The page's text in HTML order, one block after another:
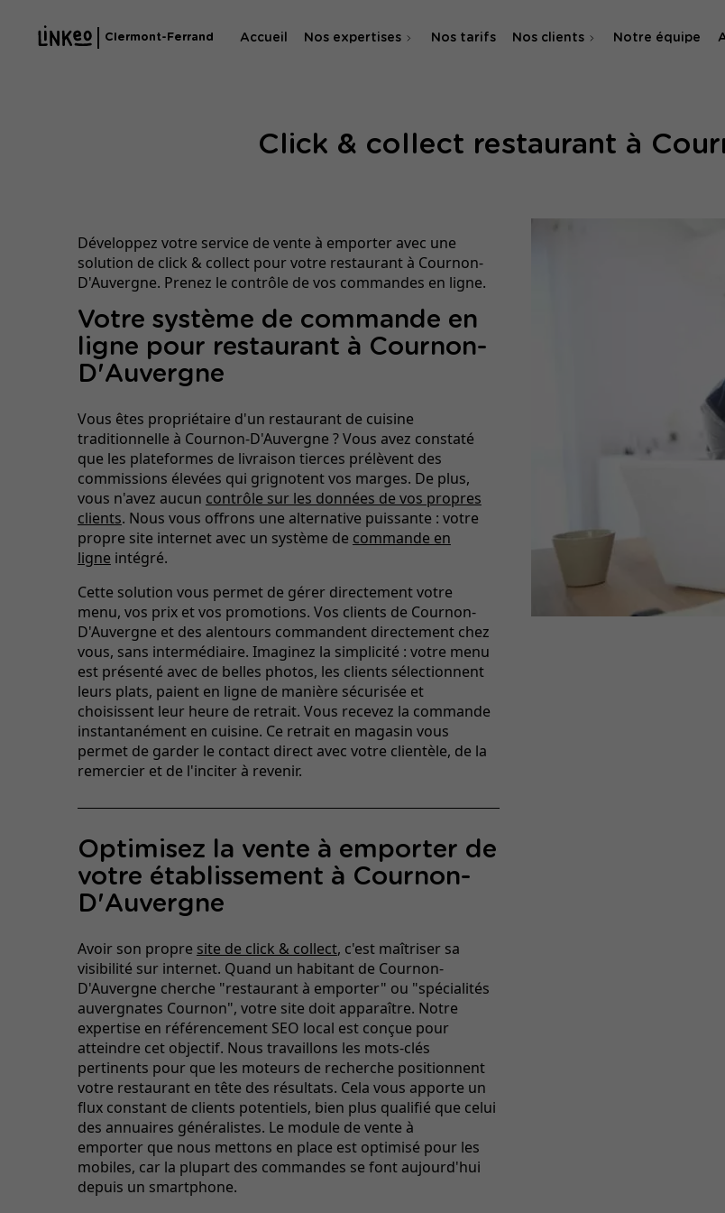
Clermont-Ferrand Accueil Nos expertises
Agence SEA & SMA
Nos tarifs Nos clients Notre équipe
Click & collect restaurant à
Développez votre service de vente à emporter avec une
solution de click & collect pour votre restaurant à Cournon-
D'Auvergne. Prenez le contrôle de vos commandes en ligne.
Votre système de commande en
ligne pour restaurant à Cournon-
D'Auvergne
Vous êtes propriétaire d'un restaurant de cuisine
traditionnelle à Cournon-D'Auvergne ? Vous avez constaté
que les plateformes de livraison tierces prélèvent des
commissions élevées qui grignotent vos marges. De plus,
vous n'avez aucun contrôle sur les données de vos propres
clients. Nous vous offrons une alternative puissante : votre
propre site internet avec un système de commande en
ligne intégré.
Cette solution vous permet de gérer directement votre
menu, vos prix et vos promotions. Vos clients de Cournon-
D'Auvergne et des alentours commandent directement chez
vous, sans intermédiaire. Imaginez la simplicité : votre menu
est présenté avec de belles photos, les clients sélectionnent
leurs plats, paient en ligne de manière sécurisée et
choisissent leur heure de retrait. Vous recevez la commande
instantanément en cuisine. Ce retrait en magasin vous
permet de garder le contact direct avec votre clientèle, de la
remercier et de l'inciter à revenir.
Optimisez la vente à emporter de
votre établissement à Cournon-
D'Auvergne
Avoir son propre site de click & collect, c'est maîtriser sa
visibilité sur internet. Quand un habitant de Cournon-
D'Auvergne cherche "restaurant à emporter" ou "spécialités
auvergnates Cournon", votre site doit apparaître. Notre
expertise en référencement SEO local est conçue pour
atteindre cet objectif. Nous travaillons les mots-clés
pertinents pour que les moteurs de recherche positionnent
votre restaurant en tête des résultats. Cela vous apporte un
flux constant de clients potentiels, bien plus qualifié que celui
des annuaires généralistes. Le module de vente à
emporter que nous mettons en place est optimisé pour les
mobiles, car la plupart des commandes se font aujourd'hui
depuis un smartphone.